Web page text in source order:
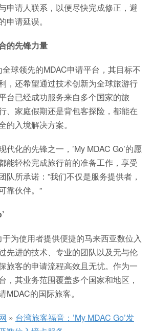
申请人联系，以便尽快完成修正，避
申请延误。
的先锋力量
全球领先的MDAC申请平台，其目标不
，还希望通过技术创新为全球旅游行
台已经成功服务来自多个国家的旅
、家庭假期还是背包客探险，都能在
的入境解决方案。
代化的先锋之一，’My MDAC Go’的愿
能轻松完成旅行前的准备工作，享受
队所承诺：”我们不仅是服务提供者，
靠伙伴。”
于为使用者提供便捷的马来西亚数位入
先进的技术、专业的团队以及无与伦
旅客的申请流程高效且无忧。作为一
，其业务范围覆盖多个国家和地区，
MDAC的国际旅客。
» 台湾旅客福音：’My MDAC Go’发